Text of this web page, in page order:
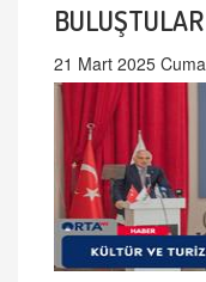
BULUŞTULAR
21 Mart 2025 Cuma